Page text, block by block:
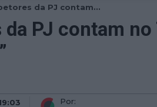
da PJ contam...
PJ contam
Por: